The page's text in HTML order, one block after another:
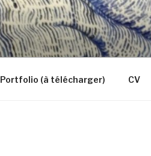
Portfolio (à télécharger) CV